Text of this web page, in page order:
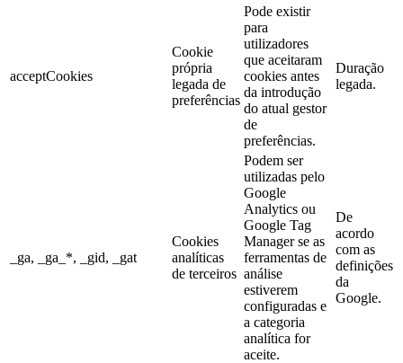
acceptCookies
Cookie
própria
legada de
preferências
Pode existir
para
utilizadores
que aceitaram
cookies antes
da introdução
do atual gestor
de
preferências.
Duração
legada.
_ga, _ga_*, _gid, _gat
Cookies
analíticas
de terceiros
Podem ser
utilizadas pelo
Google
Analytics ou
Google Tag
Manager se as
ferramentas de
análise
estiverem
configuradas e
a categoria
analítica for
aceite.
De
acordo
com as
definições
da
Google.